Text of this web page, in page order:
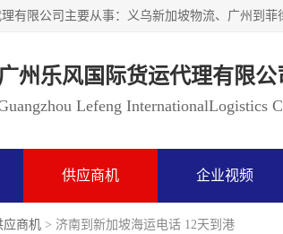
广州乐风国际货运代理有限公
Lefeng InternationalLogistics
供应商机 企业视频
应商机 > 济南到新加坡海运电话 12天到港